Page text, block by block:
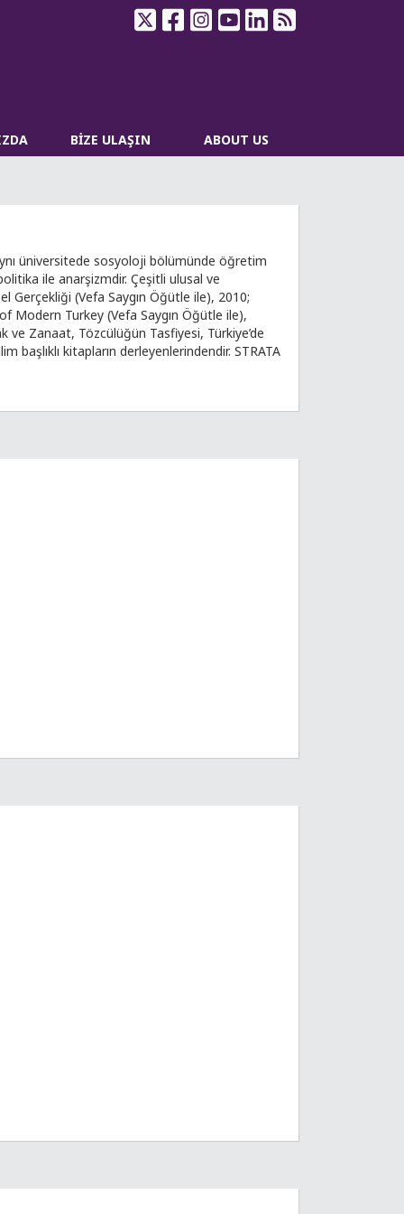
BİZE ULAŞIN ABOUT US
üniversitede sosyoloji bölümünde öğretim
ile anarşizmdir. Çeşitli ulusal ve
Gerçekliği (Vefa Saygın Öğütle ile), 2010;
Modern Turkey (Vefa Saygın Öğütle ile),
ve Zanaat, Tözcülüğün Tasfiyesi, Türkiye’de
başlıklı kitapların derleyenlerindendir. STRATA